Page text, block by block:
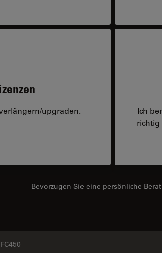
upgraden.
Ich
Bevorzugen Sie eine persönliche